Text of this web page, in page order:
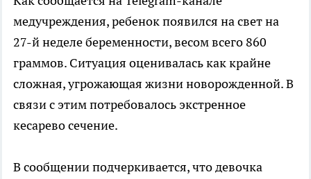
медучреждения, ребенок появился на свет на
27-й неделе беременности, весом всего 860
граммов. Ситуация оценивалась как крайне
сложная, угрожающая жизни новорожденной. В
связи с этим потребовалось экстренное
кесарево сечение.
В сообщении подчеркивается, что девочка